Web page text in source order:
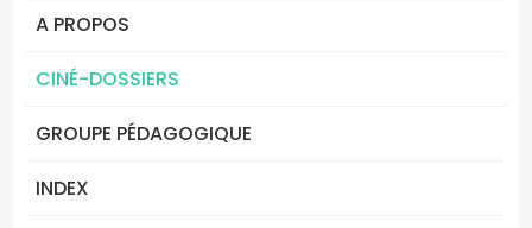
A PROPOS
CINÉ-DOSSIERS
GROUPE PÉDAGOGIQUE
INDEX